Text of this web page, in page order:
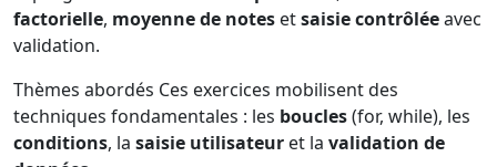
factorielle, moyenne de notes etsaisie contrôléeavec
validation.
Thèmes abordés Ces exercices mobilisent des
techniques fondamentales : les boucles(for, while), les
conditions, la saisie utilisateur et la validation de